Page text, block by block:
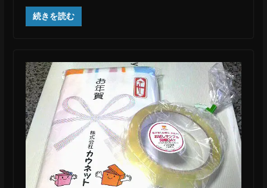
続きを読む